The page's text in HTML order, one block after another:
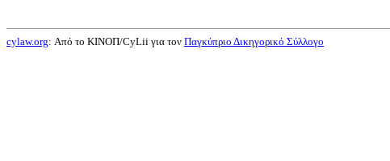
cylaw.org: Από το ΚΙΝOΠ/CyLii για τον Παγκύπριο Δικηγορικό Σύλλογο